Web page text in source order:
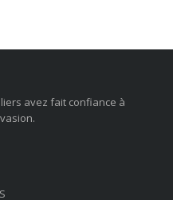
avez fait confiance à